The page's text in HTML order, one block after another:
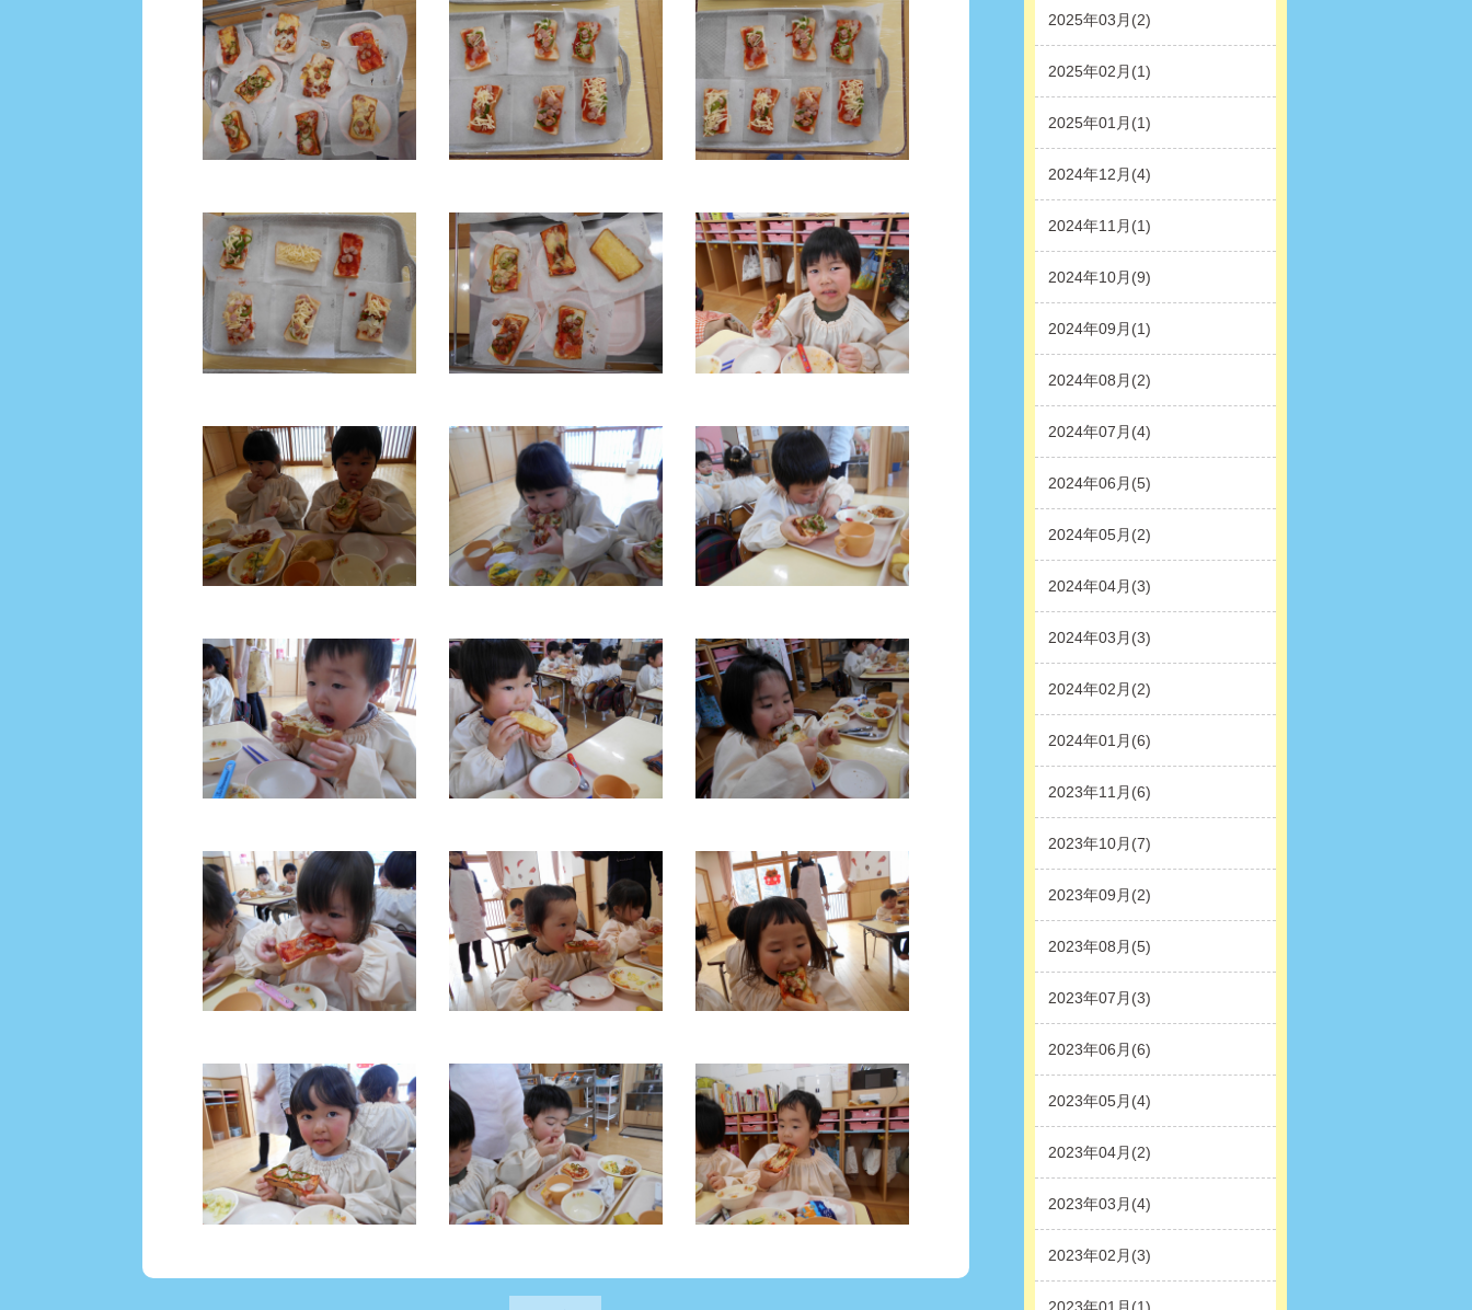
2025年03月(2)
2025年02月(1)
2025年01月(1)
2024年12月(4)
2024年11月(1)
2024年10月(9)
2024年09月(1)
2024年08月(2)
2024年07月(4)
2024年06月(5)
2024年05月(2)
2024年04月(3)
2024年03月(3)
2024年02月(2)
2024年01月(6)
2023年11月(6)
2023年10月(7)
2023年09月(2)
2023年08月(5)
2023年07月(3)
2023年06月(6)
2023年05月(4)
2023年04月(2)
2023年03月(4)
2023年02月(3)